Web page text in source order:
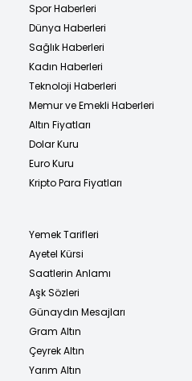
Spor Haberleri
Dünya Haberleri
Sağlık Haberleri
Kadın Haberleri
Teknoloji Haberleri
Memur ve Emekli Haberleri
Altın Fiyatları
Dolar Kuru
Euro Kuru
Kripto Para Fiyatları
Yemek Tarifleri
Ayetel Kürsi
Saatlerin Anlamı
Aşk Sözleri
Günaydın Mesajları
Gram Altın
Çeyrek Altın
Yarım Altın